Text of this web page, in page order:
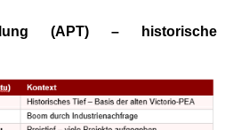
(APT) – historische